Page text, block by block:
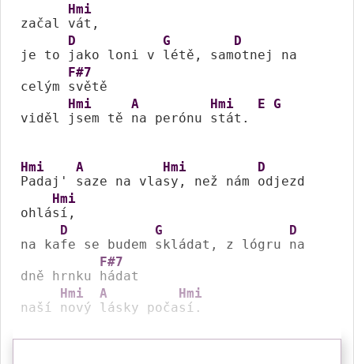
začal
Hmi
vát,
je to
D
jako loni v
G
létě, sam
D
otnej na
celým
F#7
světě
viděl
Hmi
jsem tě
A
na perónu
Hmi
stát.
E G
Hmi
Padaj'
A
saze na vla
Hmi
sy, než nám
D
odjezd
ohlá
Hmi
sí,
na ka
D
fe se budem
G
skládat, z lógru
D
na
dně hrnku
F#7
hádat
naší
Hmi
nový
A
lásky poča
Hmi
sí.